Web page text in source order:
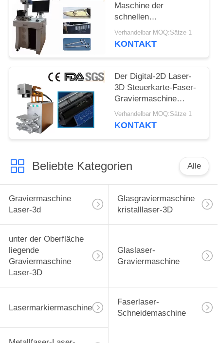
Maschine der
schnellen
Geschwindigkeits-30W,
on-line-
Verhandelbar MOQ:Sätze 1
KONTAKT
Der Digital-2D Laser-
3D Steuerkarte-Faser-
Graviermaschine
Markierungs-
Maschinen-JCZ
Verhandelbar MOQ:Sätze 1
KONTAKT
Beliebte Kategorien Alle
Graviermaschine
Laser-3d
Glasgraviermaschine
kristalllaser-3D
unter der Oberfläche
liegende
Graviermaschine
Laser-3D
Glaslaser-
Graviermaschine
Lasermarkiermaschine
Faserlaser-
Schneidemaschine